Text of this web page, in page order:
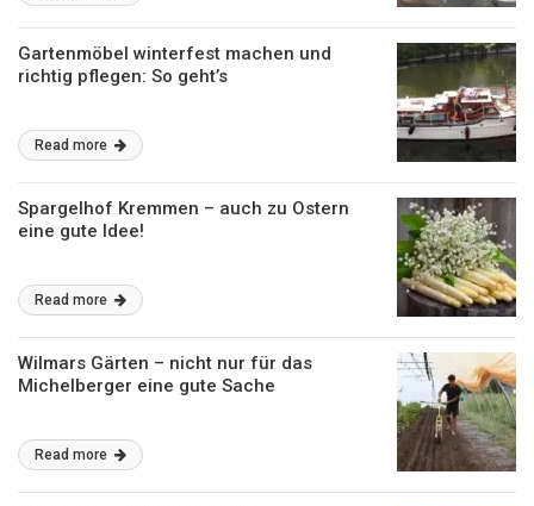
Gartenmöbel winterfest machen und
richtig pflegen: So geht’s
Read more
Spargelhof Kremmen – auch zu Ostern
eine gute Idee!
Read more
Wilmars Gärten – nicht nur für das
Michelberger eine gute Sache
Read more